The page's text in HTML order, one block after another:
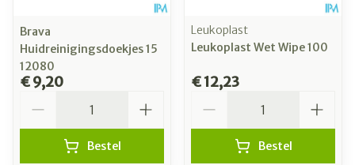
Brava
Huidreinigingsdoekjes 15
12080
€ 9,20
Bestel
Leukoplast
Leukoplast Wet Wipe 100
€ 12,23
Bestel